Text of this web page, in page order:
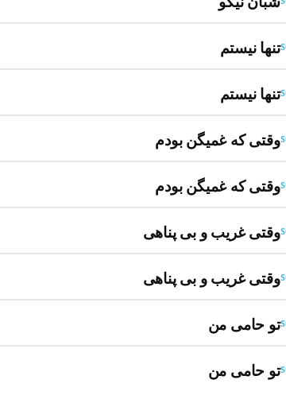
تنها نیستم
تنها نیستم
وقتی که غمیگن بودم
وقتی که غمیگن بودم
وقتی غریب و بی پناهی
وقتی غریب و بی پناهی
تو حامی من
تو حامی من